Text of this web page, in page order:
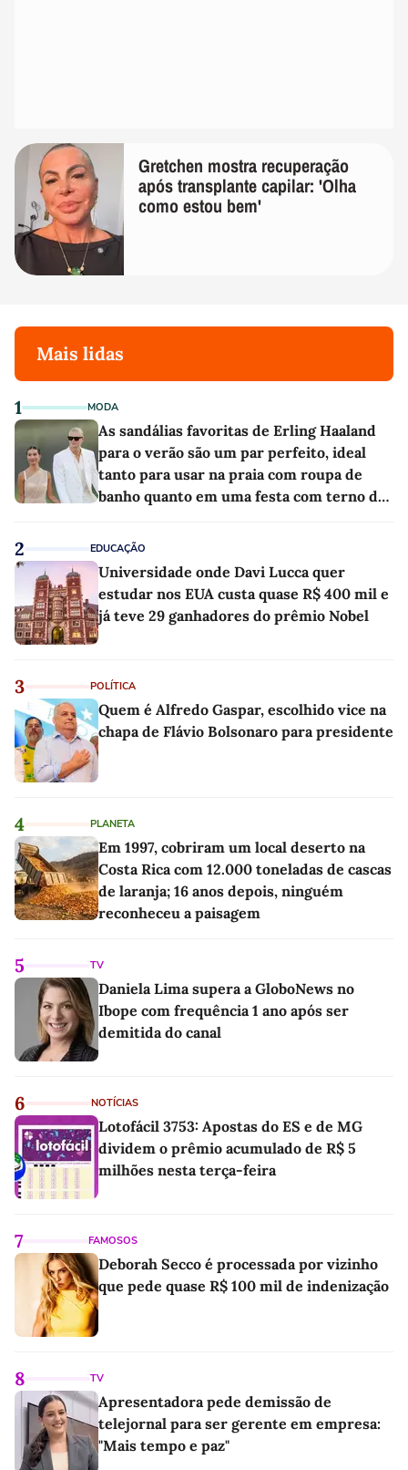
Gretchen mostra recuperação
após transplante capilar: 'Olha
como estou bem'
Mais lidas
1 MODA
As sandálias favoritas de Erling Haaland
para o verão são um par perfeito, ideal
tanto para usar na praia com roupa de
banho quanto em uma festa com terno de
2 EDUCAÇÃO
Universidade onde Davi Lucca quer
estudar nos EUA custa quase R$ 400 mil e
já teve 29 ganhadores do prêmio Nobel
3 POLÍTICA
Quem é Alfredo Gaspar, escolhido vice na
chapa de Flávio Bolsonaro para presidente
4 PLANETA
Em 1997, cobriram um local deserto na
Costa Rica com 12.000 toneladas de cascas
de laranja; 16 anos depois, ninguém
reconheceu a paisagem
5 TV
Daniela Lima supera a GloboNews no
Ibope com frequência 1 ano após ser
demitida do canal
6 NOTÍCIAS
Lotofácil 3753: Apostas do ES e de MG
dividem o prêmio acumulado de R$ 5
milhões nesta terça-feira
7 FAMOSOS
Deborah Secco é processada por vizinho
que pede quase R$ 100 mil de indenização
8 TV
Apresentadora pede demissão de
telejornal para ser gerente em empresa:
"Mais tempo e paz"